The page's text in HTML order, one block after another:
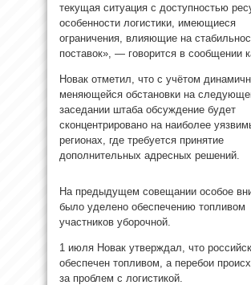
текущая ситуация с доступностью
особенности логистики, имеющиеся
ограничения, влияющие на
поставок», — говорится в сообщении
Новак отметил, что с учётом
меняющейся обстановки на
заседании штаба обсуждение будет
сконцентрировано на наиболее
регионах, где требуется принятие
дополнительных адресных решений.
На предыдущем совещании особое
было уделено обеспечению топливом
участников уборочной.
1 июля Новак утверждал, что
обеспечен топливом, а перебои
за проблем с логистикой.